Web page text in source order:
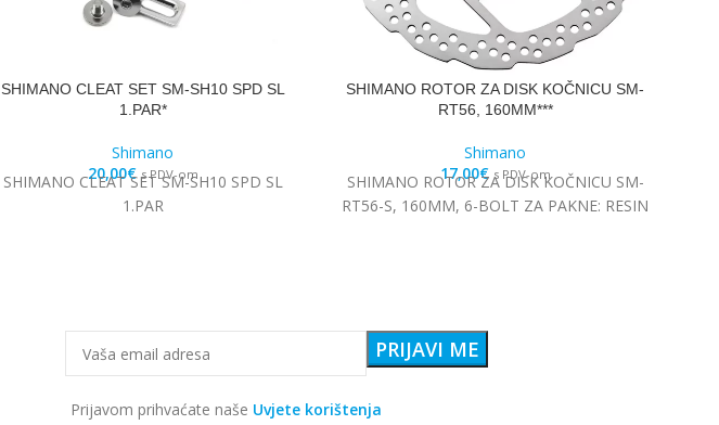
SHIMANO CLEAT SET SM-SH10 SPD SL
1.PAR*
Shimano
20,00€ s PDV-om
SHIMANO CLEAT SET SM-SH10 SPD SL
1.PAR
SHIMANO ROTOR ZA DISK KOČNICU SM-
RT56, 160MM***
Shimano
17,00€ s PDV-om
SHIMANO ROTOR ZA DISK KOČNICU SM-
RT56-S, 160MM, 6-BOLT ZA PAKNE: RESIN
Prijavom prihvaćate naše Uvjete korištenja